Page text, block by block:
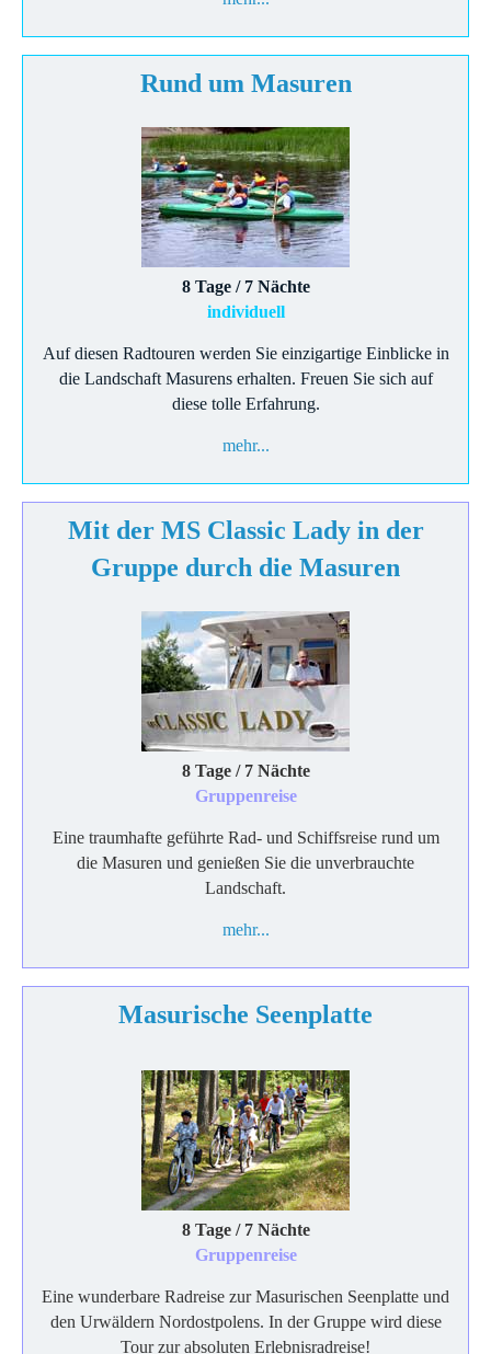
Rund um Masuren
8 Tage / 7 Nächte
individuell
Auf diesen Radtouren werden Sie einzigartige Einblicke in
die Landschaft Masurens erhalten. Freuen Sie sich auf
diese tolle Erfahrung.
mehr...
Mit der MS Classic Lady in der
Gruppe durch die Masuren
8 Tage / 7 Nächte
Gruppenreise
Eine traumhafte geführte Rad- und Schiffsreise rund um
die Masuren und genießen Sie die unverbrauchte
Landschaft.
mehr...
Masurische Seenplatte
8 Tage / 7 Nächte
Gruppenreise
Eine wunderbare Radreise zur Masurischen Seenplatte und
den Urwäldern Nordostpolens. In der Gruppe wird diese
Tour zur absoluten Erlebnisradreise!